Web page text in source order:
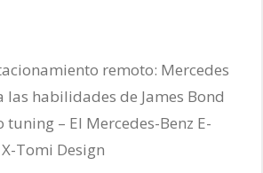
remoto: Mercedes
las habilidades de James Bond
tuning – El Mercedes-Benz E-
Tomi Design